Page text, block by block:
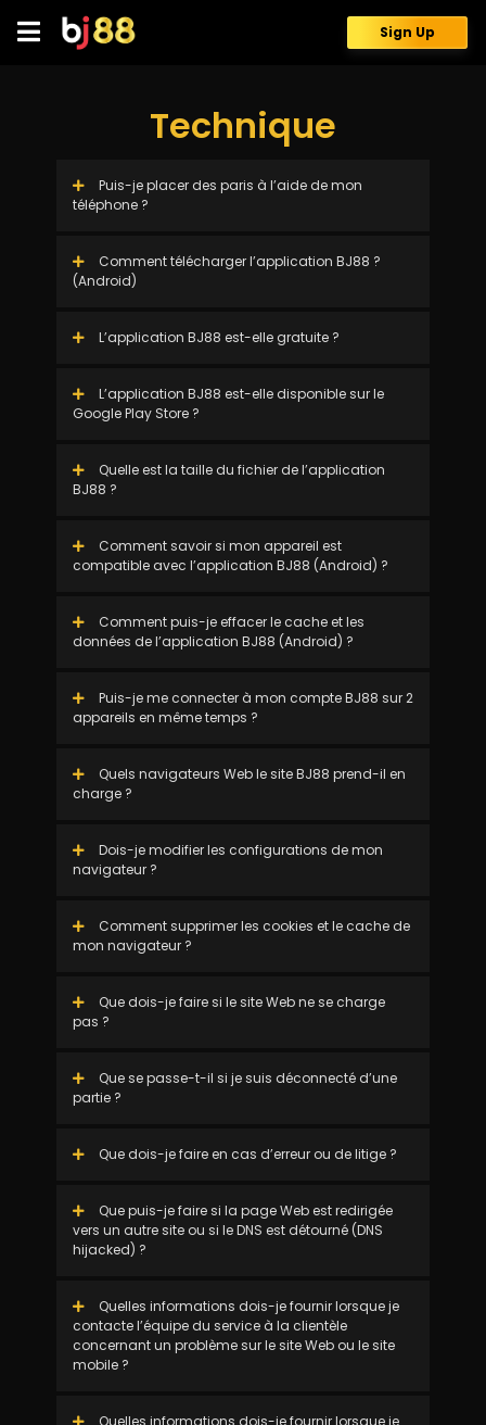
content
Sign Up
Technique
Puis-je placer des paris à l’aide de mon
téléphone ?
Comment télécharger l’application BJ88 ?
(Android)
L’application BJ88 est-elle gratuite ?
L’application BJ88 est-elle disponible sur le
Google Play Store ?
Quelle est la taille du fichier de l’application
BJ88 ?
Comment savoir si mon appareil est
compatible avec l’application BJ88 (Android) ?
Comment puis-je effacer le cache et les
données de l’application BJ88 (Android) ?
Puis-je me connecter à mon compte BJ88 sur 2
appareils en même temps ?
Quels navigateurs Web le site BJ88 prend-il en
charge ?
Dois-je modifier les configurations de mon
navigateur ?
Comment supprimer les cookies et le cache de
mon navigateur ?
Que dois-je faire si le site Web ne se charge
pas ?
Que se passe-t-il si je suis déconnecté d’une
partie ?
Que dois-je faire en cas d’erreur ou de litige ?
Que puis-je faire si la page Web est redirigée
vers un autre site ou si le DNS est détourné (DNS
hijacked) ?
Quelles informations dois-je fournir lorsque je
contacte l’équipe du service à la clientèle
concernant un problème sur le site Web ou le site
mobile ?
Quelles informations dois-je fournir lorsque je